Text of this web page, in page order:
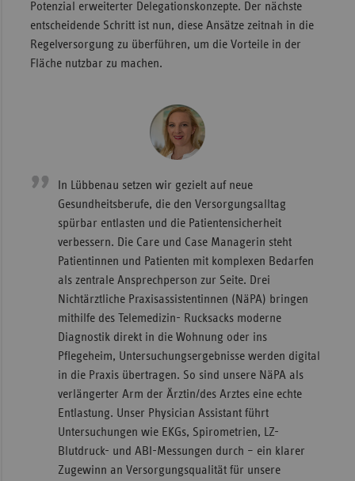
Potenzial erweiterter Delegationskonzepte. Der nächste
entscheidende Schritt ist nun, diese Ansätze zeitnah in die
Regelversorgung zu überführen, um die Vorteile in der
Fläche nutzbar zu machen.
In Lübbenau setzen wir gezielt auf neue
Gesundheitsberufe, die den Versorgungsalltag
spürbar entlasten und die Patientensicherheit
verbessern. Die Care und Case Managerin steht
Patientinnen und Patienten mit komplexen Bedarfen
als zentrale Ansprechperson zur Seite. Drei
Nichtärztliche Praxisassistentinnen (NäPA) bringen
mithilfe des Telemedizin- Rucksacks moderne
Diagnostik direkt in die Wohnung oder ins
Pflegeheim, Untersuchungsergebnisse werden digital
in die Praxis übertragen. So sind unsere NäPA als
verlängerter Arm der Ärztin/des Arztes eine echte
Entlastung. Unser Physician Assistant führt
Untersuchungen wie EKGs, Spirometrien, LZ-
Blutdruck- und ABI-Messungen durch – ein klarer
Zugewinn an Versorgungsqualität für unsere